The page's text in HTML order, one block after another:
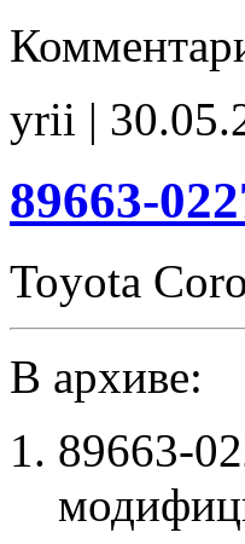
yrii |
89663-
Toyota
В архиве:
89663-